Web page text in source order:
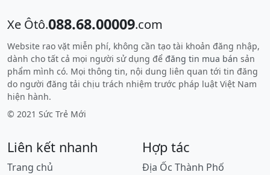
Xe Ôtô.088.68.00009.com
Website rao vặt miễn phí, không cần tạo tài khoản đăng nhập,
dành cho tất cả mọi người sử dụng để đăng tin mua bán sản
phẩm mình có. Mọi thông tin, nội dung liên quan tới tin đăng
do người đăng tải chịu trách nhiệm trước pháp luật Việt Nam
hiện hành.
© 2021 Sức Trẻ Mới
Liên kết nhanh
Trang chủ
Hợp tác
Địa Ốc Thành Phố